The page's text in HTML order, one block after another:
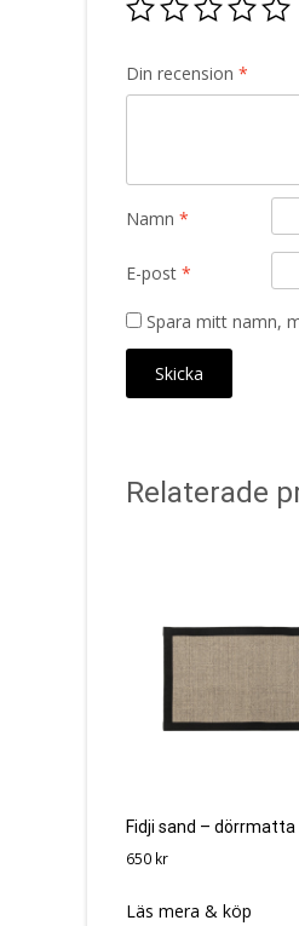
Din recension *
Namn *
E-post *
Spara mitt namn,
Relaterade
Fidji sand – dörrmatta
650 kr
Läs mera & köp